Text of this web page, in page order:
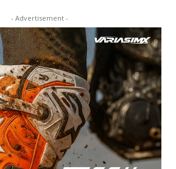
- Advertisement -